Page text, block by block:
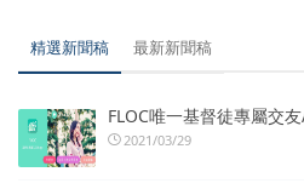
精選新聞稿 最新新聞稿
FLOC唯一基督徒專屬交
2021/03/29